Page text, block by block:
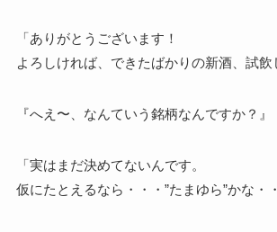
「ありがとうございます！
よろしければ、できたばかりの新酒、試飲
『へえ〜、なんていう銘柄なんですか？』
「実はまだ決めてないんです。
仮にたとえるなら・・・”たまゆら”かな・